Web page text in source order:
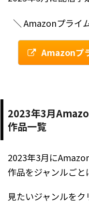
＼ Amazonプライ
Amazonプ
2023年3月
作品一覧
2023年3月に
作品をジャンルごと
見たいジャンルを